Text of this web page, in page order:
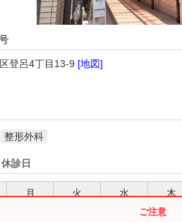
登呂4丁目13-9 [地図]
整形外科
診日
月 火 水 木